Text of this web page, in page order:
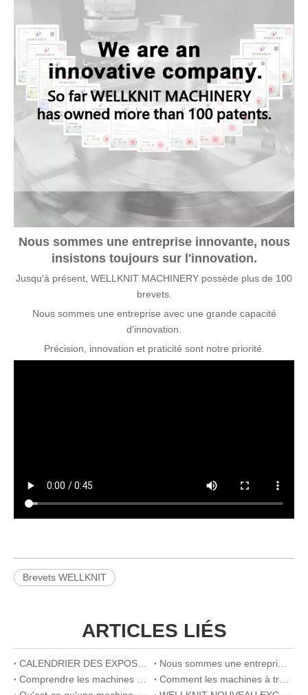
Nous sommes une entreprise innovante, nous
insistons toujours sur l'innovation.
Jusqu'à présent, WELLKNIT MACHINERY possède plus de 100
brevets.
Nous sommes une entreprise avec une grande capacité
d'innovation.
Précision, innovation et praticité sont notre priorité.
Brevets WELLKNIT
ARTICLES LIÉS